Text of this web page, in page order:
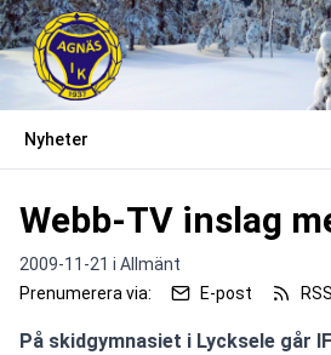
Nyheter
Webb-TV inslag
2009-11-21 i Allmänt
Prenumerera via:
E-post RSS
På skidgymnasiet i Lycksele går